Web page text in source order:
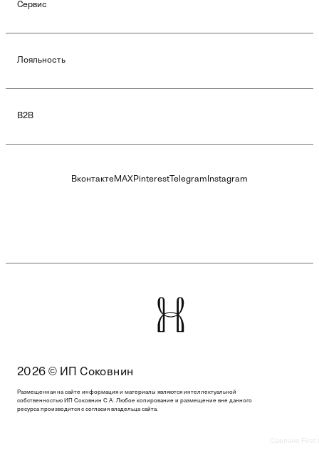
Сервис
Лояльность
B2B
ВконтактеMAXPinterest TelegramInstagram
2026 © ИП Соковнин
Размещенная на сайте информация и материалы являются интеллектуальной
собственностью ИП Соковнин С.А. Любое копирование и размещение вне данного
ресурса производится с согласия владельца сайта.